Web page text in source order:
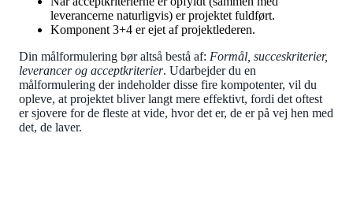
leverancerne naturligvis) er projektet fuldført.
Komponent 3+4 er ejet af projektlederen.
Din målformulering bør altså bestå af: Formål, succeskriterier,
leverancer og acceptkriterier. Udarbejder du en
målformulering der indeholder disse fire kompotenter, vil du
opleve, at projektet bliver langt mere effektivt, fordi det oftest
er sjovere for de fleste at vide, hvor det er, de er på vej hen med
det, de laver.